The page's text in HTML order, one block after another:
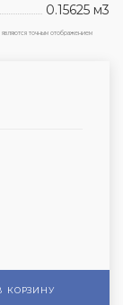
0.15625 м3
точным отображением
КОРЗИНУ